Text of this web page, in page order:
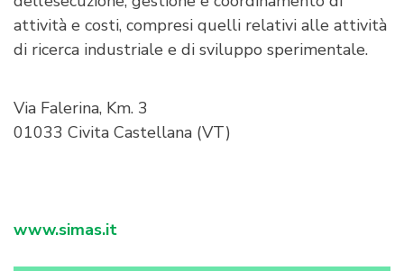
attività e costi, compresi quelli relativi alle attività
di ricerca industriale e di sviluppo sperimentale.
Via Falerina, Km. 3
01033 Civita Castellana (VT)
www.simas.it